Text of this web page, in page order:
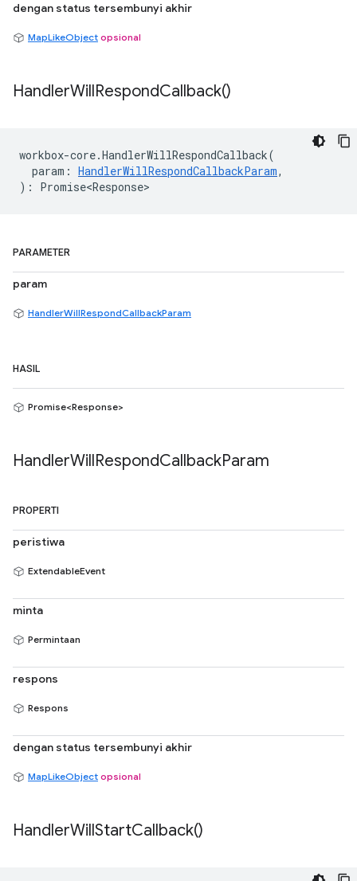
dengan status tersembunyi akhir
MapLikeObject opsional
HandlerWillRespondCallback()
workbox-core.HandlerWillRespondCallback(
param : HandlerWillRespondCallbackParam,
) : Promise<Response>
PARAMETER
param
HandlerWillRespondCallbackParam
HASIL
Promise<Response>
HandlerWillRespondCallbackParam
PROPERTI
peristiwa
ExtendableEvent
minta
Permintaan
respons
Respons
dengan status tersembunyi akhir
MapLikeObject opsional
HandlerWillStartCallback()